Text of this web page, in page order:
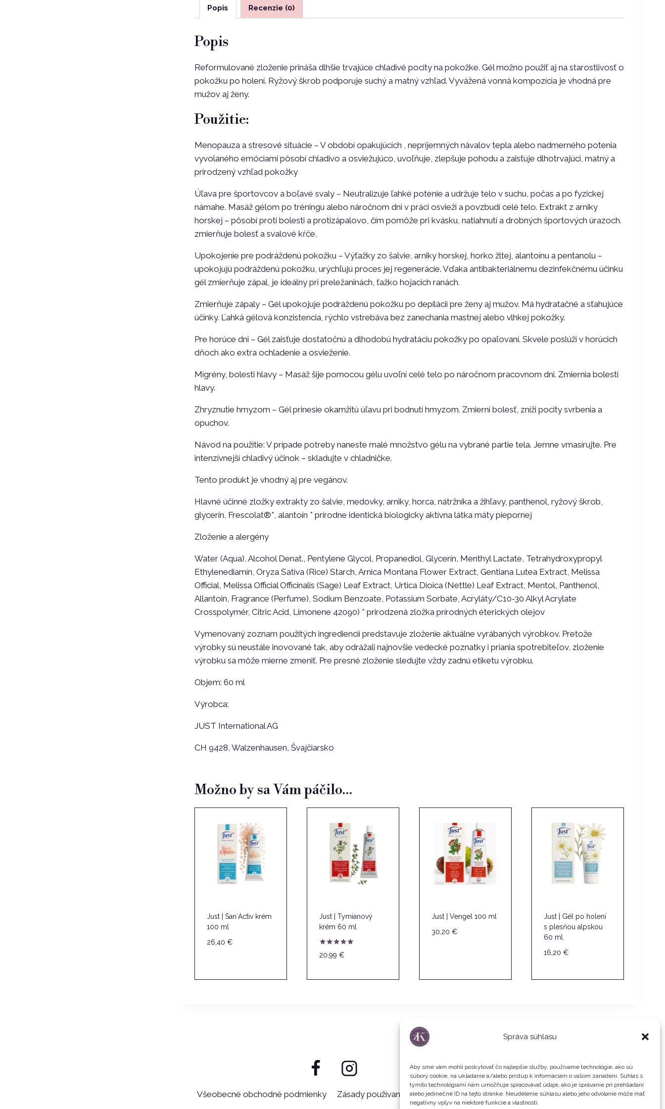
Správa súhlasu
Aby sme vám mohli poskytovať čo najlepšie služby, používame technológie, ako sú
súbory cookie, na ukladanie a/alebo prístup k informáciám o vašom zariadení. Súhlas s
týmito technológiami nám umožňuje spracovávať údaje, ako je správanie pri prehliadaní
alebo jedinečné ID na tejto stránke. Neudelenie súhlasu alebo jeho odvolanie môže mať
negatívny vplyv na niektoré funkcie a vlastnosti.
Popis Recenzie (0)
Popis
Reformulované zloženie prináša dlhšie trvajúce chladivé pocity na pokožke. Gél možno použiť aj na starostlivosť o
pokožku po holení. Ryžový škrob podporuje suchý a matný vzhľad. Vyvážená vonná kompozícia je vhodná pre
mužov aj ženy.
Použitie:
Menopauza a stresové situácie – V období opakujúcich , nepríjemných návalov tepla alebo nadmerného potenia
vyvolaného emóciami pôsobí chladivo a osviežujúco, uvoľňuje, zlepšuje pohodu a zaisťuje dlhotrvajúci, matný a
prirodzený vzhľad pokožky
Úľava pre športovcov a boľavé svaly – Neutralizuje ľahké potenie a udržuje telo v suchu, počas a po fyzickej
námahe. Masáž gélom po tréningu alebo náročnom dni v práci osvieži a povzbudí celé telo. Extrakt z arniky
horskej – pôsobí proti bolesti a protizápalovo, čím pomôže pri kvásku, natiahnutí a drobných športových úrazoch.
zmierňuje bolesť a svalové kŕče,
Upokojenie pre podráždenú pokožku – Výťažky zo šalvie, arniky horskej, horko žltej, alantoínu a pentanolu –
upokojujú podráždenú pokožku, urýchľujú proces jej regenerácie. Vďaka antibakteriálnemu dezinfekčnému účinku
gél zmierňuje zápal, je ideálny pri preležaninách, ťažko hojacich ranách.
Zmierňuje zápaly – Gél upokojuje podráždenú pokožku po depilácii pre ženy aj mužov. Má hydratačné a sťahujúce
účinky. Ľahká gélová konzistencia, rýchlo vstrebáva bez zanechania mastnej alebo vlhkej pokožky.
Pre horúce dni – Gél zaisťuje dostatočnú a dlhodobú hydratáciu pokožky po opaľovaní. Skvele poslúži v horúcich
dňoch ako extra ochladenie a osvieženie.
Migrény, bolesti hlavy – Masáž šije pomocou gélu uvoľní celé telo po náročnom pracovnom dni. Zmiernia bolesti
hlavy.
Zhryznutie hmyzom – Gél prinesie okamžitú úľavu pri bodnutí hmyzom. Zmierni bolesť, zníži pocity svrbenia a
opuchov.
Návod na použitie: V prípade potreby naneste malé množstvo gélu na vybrané partie tela. Jemne vmasírujte. Pre
intenzívnejší chladivý účinok – skladujte v chladničke.
Tento produkt je vhodný aj pre vegánov.
Hlavné účinné zložky extrakty zo šalvie, medovky, arniky, horca, nátržníka a žihľavy, panthenol, ryžový škrob,
glycerín, Frescolat®*, alantoín * prírodne identická biologicky aktívna látka mäty piepornej
Zloženie a alergény
Water (Aqua), Alcohol Denat., Pentylene Glycol, Propanediol, Glycerín, Menthyl Lactate, Tetrahydroxypropyl
Ethylenediamín, Oryza Sativa (Rice) Starch, Arnica Montana Flower Extract, Gentiana Lutea Extract, Melissa
Official, Melissa Official Officinalis (Sage) Leaf Extract, Urtica Dioica (Nettle) Leaf Extract, Mentol, Panthenol,
Allantoin, Fragrance (Perfume), Sodium Benzoate, Potassium Sorbate, Acryláty/C10-30 Alkyl Acrylate
Crosspolymér, Citric Acid, Limonene 42090) * prirodzená zložka prírodných éterických olejov
Vymenovaný zoznam použitých ingrediencií predstavuje zloženie aktuálne vyrábaných výrobkov. Pretože
výrobky sú neustále inovované tak, aby odrážali najnovšie vedecké poznatky i priania spotrebiteľov, zloženie
výrobku sa môže mierne zmeniť. Pre presné zloženie sledujte vždy zadnú etiketu výrobku.
Objem: 60 ml
Výrobca:
JUST International AG
CH 9428, Walzenhausen, Švajčiarsko
Možno by sa Vám páčilo…
Just | San´Activ krém
100 ml
26,40 €
Just | Tymianový
krém 60 ml
Hodnotenie
5.00
20,99€
Just | Vengel 100 ml
30,20€
Just | Gél po holení
s plesňou alpskou
60 ml
16,20€
Všeobecné obchodné podmienky Zásady používania súborov cookie